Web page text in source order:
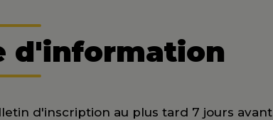
d'information
d'inscription au plus tard 7 jours avant